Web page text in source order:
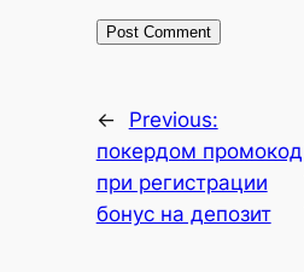
←
Previous:
покердом промокод
при регистрации
бонус на депозит